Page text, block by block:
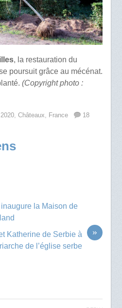
, la restauration du
poursuit grâce au mécénat.
(Copyright photo :
, Châteaux France
18
la Maison de
»
Katherine de Serbie à
de l’église serbe